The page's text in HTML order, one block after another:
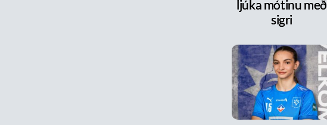
ljúka mótinu með
sigri